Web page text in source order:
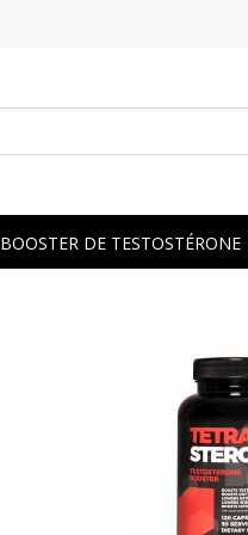
BOOSTER DE TESTOSTÉRONE